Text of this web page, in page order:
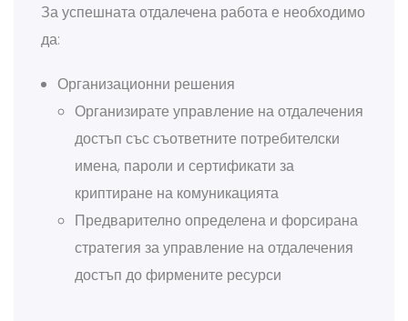
За успешната отдалечена работа е необходимо
да:
Организационни решения
Организирате управление на отдалечения
достъп със съответните потребителски
имена, пароли и сертификати за
криптиране на комуникацията
Предварително определена и форсирана
стратегия за управление на отдалечения
достъп до фирмените ресурси